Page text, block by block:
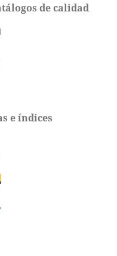
de calidad
e índices